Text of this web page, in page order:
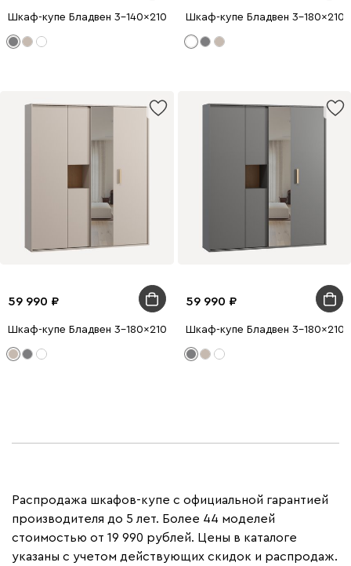
Шкаф-купе Бладвен 3-140x210 ГрафитовыйШкаф-купе Бладвен 3-180x210
59 990
Шкаф-купе Бладвен 3-180x210 Латте
59 990
Шкаф-купе Бладвен 3-180x210
Распродажа шкафов-купе с официальной гарантией
производителя до 5 лет. Более 44 моделей
стоимостью от 19 990 рублей. Цены в каталоге
указаны с учетом действующих скидок и распродаж.